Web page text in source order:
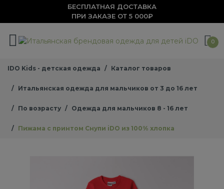
БЕСПЛАТНАЯ ДОСТАВКА
ПРИ ЗАКАЗЕ ОТ 5 000₽
0
IDO Kids - детская одежда Каталог товаров
Итальянская одежда для мальчиков от 3 до 16 лет
По возрасту Одежда для мальчиков 8 - 16 лет
Пижама с принтом Снупи iDO из 100% хлопка